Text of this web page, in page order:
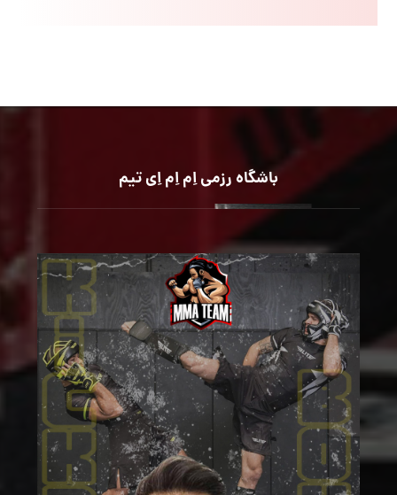
باشگاه رزمی اِم اِم اِی تیم